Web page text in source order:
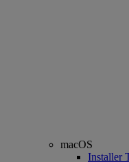
macOS
Installer